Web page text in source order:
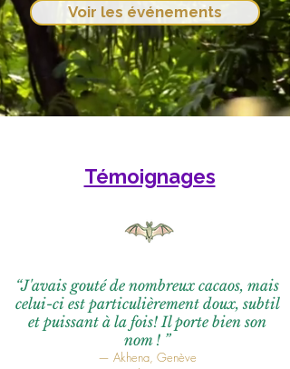
Voir les événements
Témoignages
“J'avais gouté de nombreux cacaos, mais
celui-ci est particulièrement doux, subtil
et puissant à la fois! Il porte bien son
nom ! ”
— Akhena, Genève